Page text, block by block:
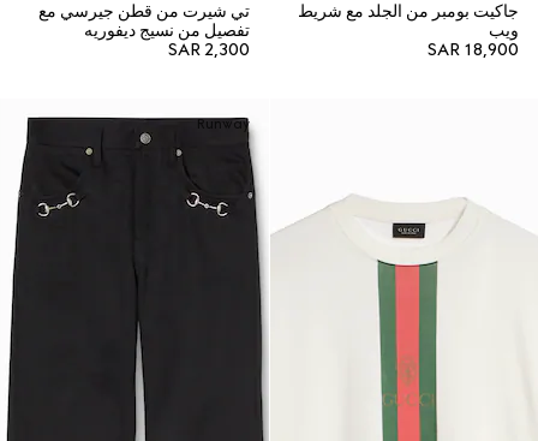
جاكيت بومبر من الجلد مع شريط
ويب
SAR 18,900
تي شيرت من قطن جيرسي مع
تفصيل من نسيج ديفوريه
SAR 2,300
Runway